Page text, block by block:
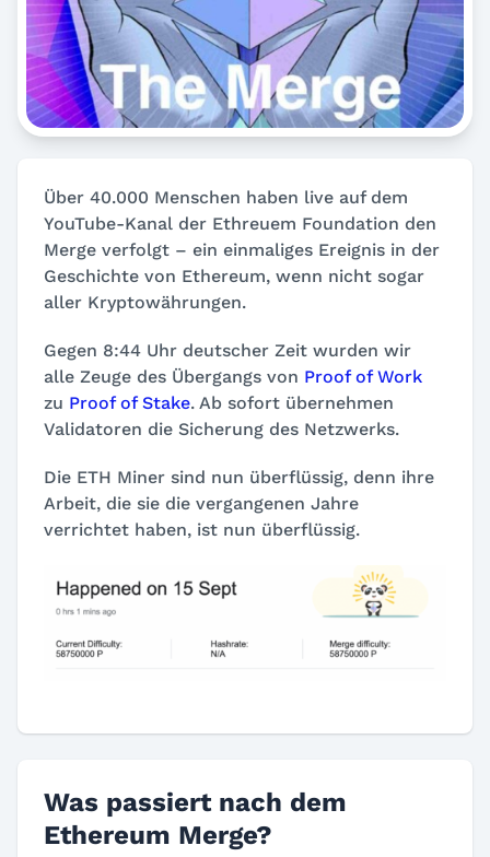
Über 40.000 Menschen haben live auf dem
YouTube-Kanal der Ethreuem Foundation den
Merge verfolgt – ein einmaliges Ereignis in der
Geschichte von Ethereum, wenn nicht sogar
aller Kryptowährungen.
Gegen 8:44 Uhr deutscher Zeit wurden wir
alle Zeuge des Übergangs von Proof of Work
zu Proof of Stake. Ab sofort übernehmen
Validatoren die Sicherung des Netzwerks.
Die ETH Miner sind nun überflüssig, denn ihre
Arbeit, die sie die vergangenen Jahre
verrichtet haben, ist nun überflüssig.
Was passiert nach dem
Ethereum Merge?